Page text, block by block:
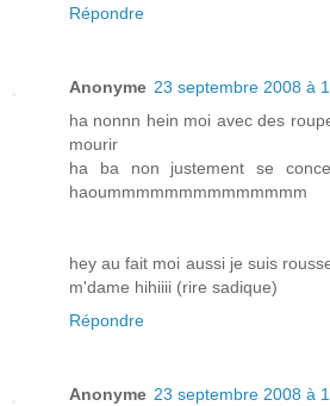
Répondre
Anonyme 23 septembre 2008 à
ha nonnn hein moi avec des
mourir
ha ba non justement se
haoummmmmmmmmmmmmm
hey au fait moi aussi je suis
m'dame hihiiii (rire sadique)
Répondre
Anonyme 23 septembre 2008 à